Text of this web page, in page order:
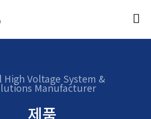
High Voltage System &
Manufacturer
제품